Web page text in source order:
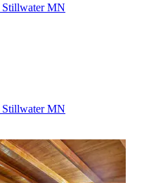
Stillwater MN
Stillwater MN